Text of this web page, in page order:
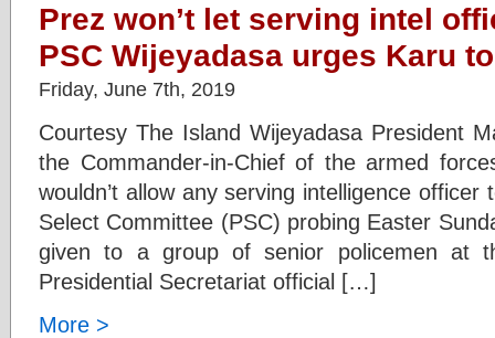
Prez won’t let serving intel
PSC Wijeyadasa urges Karu
Friday, June 7th, 2019
Courtesy The Island Wijeyadasa President
the Commander-in-Chief of the armed
wouldn’t allow any serving intelligence
Select Committee (PSC) probing Easter
given to a group of senior policemen at
Presidential Secretariat official […]
More >